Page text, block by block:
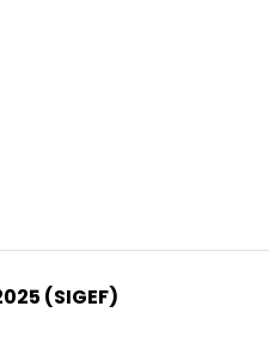
(SIGEF)